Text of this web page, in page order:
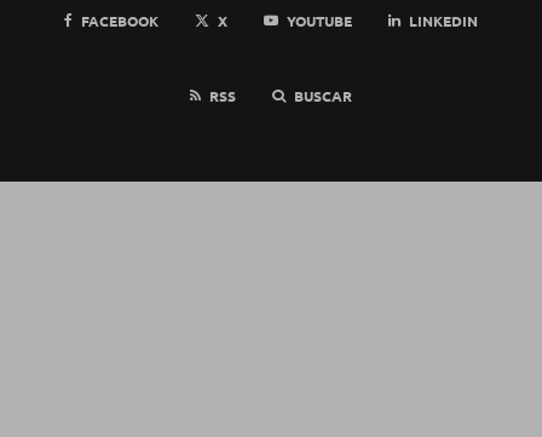
FACEBOOK X YOUTUBE LINKEDIN
RSS BUSCAR